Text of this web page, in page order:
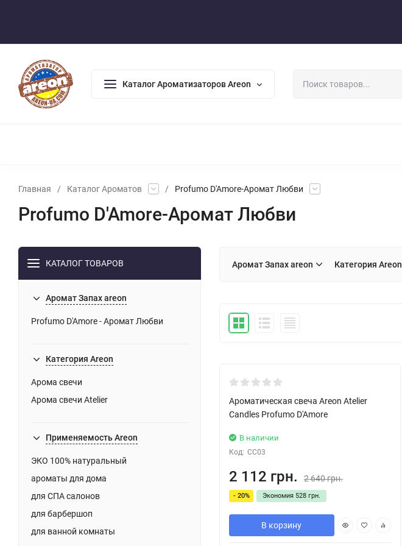
Каталог Ароматизаторов Areon
Главная / Каталог Ароматов / Profumo D'Amore-Аромат Любви
Profumo D'Amore-Аромат Любви
КАТАЛОГ ТОВАРОВ
Аромат Запах areon
Profumo D'Amore - Аромат Любви
Категория Areon
Арома свечи
Арома свечи Atelier
Применяемость Areon
ЭКО 100% натуральный
ароматы для дома
для СПА салонов
для барбершоп
для ванной комнаты
Аромат Запах areon Категория Areon
Безкоштовна Доставка
Ароматическая свеча Areon Atelier
Candles Profumo D'Amore
В наличии
Код: CC03
2 112 грн. 2 640 грн.
- 20% Экономия 528 грн.
В корзину